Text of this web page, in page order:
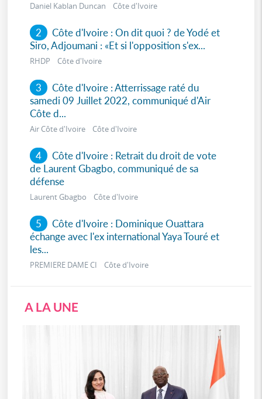
Daniel Kablan Duncan Côte d'Ivoire
2 Côte d'Ivoire : On dit quoi ? de Yodé et
Siro, Adjoumani : «Et si l'opposition s'ex...
RHDP Côte d'Ivoire
3 Côte d'Ivoire : Atterrissage raté du
samedi 09 Juillet 2022, communiqué d'Air
Côte d...
Air Côte d'Ivoire Côte d'Ivoire
4 Côte d'Ivoire : Retrait du droit de vote
de Laurent Gbagbo, communiqué de sa
défense
Laurent Gbagbo Côte d'Ivoire
5 Côte d'Ivoire : Dominique Ouattara
échange avec l'ex international Yaya Touré et
les...
PREMIERE DAME CI Côte d'Ivoire
A LA UNE